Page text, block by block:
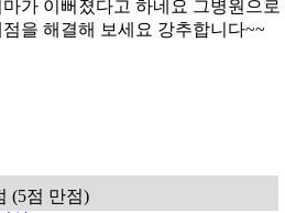
취로 했는데 크림은 오랫동안 바르
래
(5점 만점)